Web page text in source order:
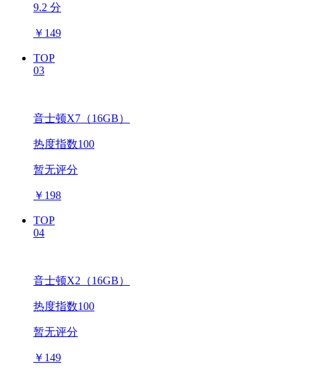
9.2 分
￥ 149
TOP
03
音士顿X7（16GB）
热度指数100
暂无评分
￥ 198
TOP
04
音士顿X2（16GB）
热度指数100
暂无评分
￥ 149